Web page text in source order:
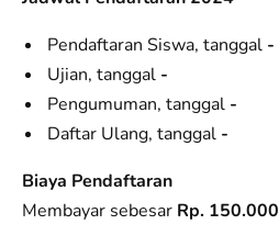
Pendaftaran Siswa, tanggal -
Ujian, tanggal -
Pengumuman, tanggal -
Daftar Ulang, tanggal -
Biaya Pendaftaran
Membayar sebesar Rp. 150.000